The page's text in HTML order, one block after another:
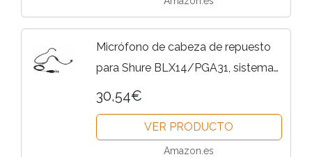
Micrófono de cabeza de repuesto
para Shure BLX14/PGA31, sistema
de auriculares inalámbricos,
4 pines, negro
30,54€
VER PRODUCTO
Amazon.es